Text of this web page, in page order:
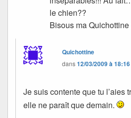
le chien??
Bisous ma Quichottine
Quichottine
dans12/03/2009 à 18:16
Je suis contente que tu l’aies
elle ne paraît que demain.